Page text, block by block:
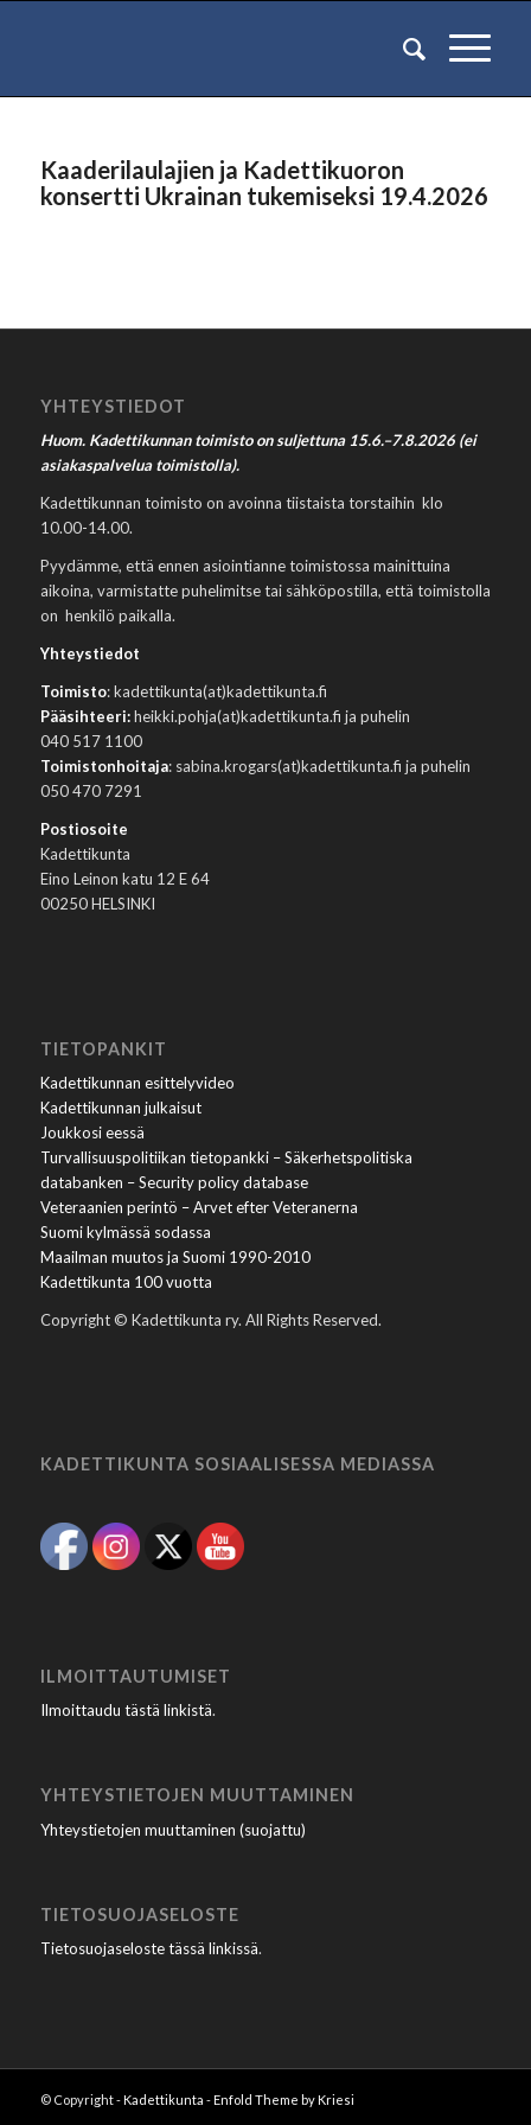
Kaaderilaulajien ja Kadettikuoron
konsertti Ukrainan tukemiseksi 19.4.2026
YHTEYSTIEDOT
Huom. Kadettikunnan toimisto on suljettuna 15.6.–7.8.2026 (ei
asiakaspalvelua toimistolla).
Kadettikunnan toimisto on avoinna tiistaista torstaihin klo
10.00-14.00.
Pyydämme, että ennen asiointianne toimistossa mainittuina
aikoina, varmistatte puhelimitse tai sähköpostilla, että toimistolla
on henkilö paikalla.
Yhteystiedot
Toimisto: kadettikunta(at)kadettikunta.fi
Pääsihteeri:heikki.pohja(at)kadettikunta.fi ja puhelin
040 517 1100
Toimistonhoitaja: sabina.krogars(at)kadettikunta.fi ja puhelin
050 470 7291
Postiosoite
Kadettikunta
Eino Leinon katu 12 E 64
00250 HELSINKI
TIETOPANKIT
Kadettikunnan esittelyvideo
Kadettikunnan julkaisut
Joukkosi eessä
Turvallisuuspolitiikan tietopankki – Säkerhetspolitiska
databanken – Security policy database
Veteraanien perintö – Arvet efter Veteranerna
Suomi kylmässä sodassa
Maailman muutos ja Suomi 1990-2010
Kadettikunta 100 vuotta
Copyright © Kadettikunta ry. All Rights Reserved.
KADETTIKUNTA SOSIAALISESSA MEDIASSA
ILMOITTAUTUMISET
Ilmoittaudu tästä linkistä.
YHTEYSTIETOJEN MUUTTAMINEN
Yhteystietojen muuttaminen (suojattu)
TIETOSUOJASELOSTE
Tietosuojaseloste tässä linkissä.
© Copyright -Kadettikunta -Enfold Theme by Kriesi